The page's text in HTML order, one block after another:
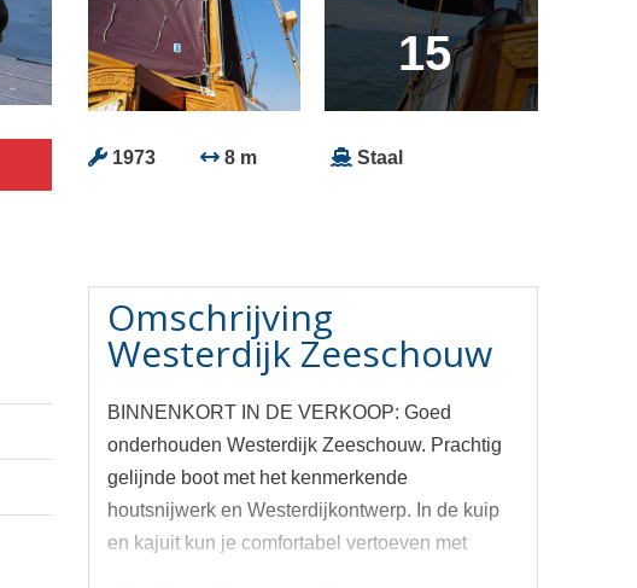
15
1973 8 m Staal
Omschrijving
Westerdijk Zeeschouw
BINNENKORT IN DE VERKOOP: Goed
onderhouden Westerdijk Zeeschouw. Prachtig
gelijnde boot met het kenmerkende
houtsnijwerk en Westerdijkontwerp. In de kuip
en kajuit kun je comfortabel vertoeven met